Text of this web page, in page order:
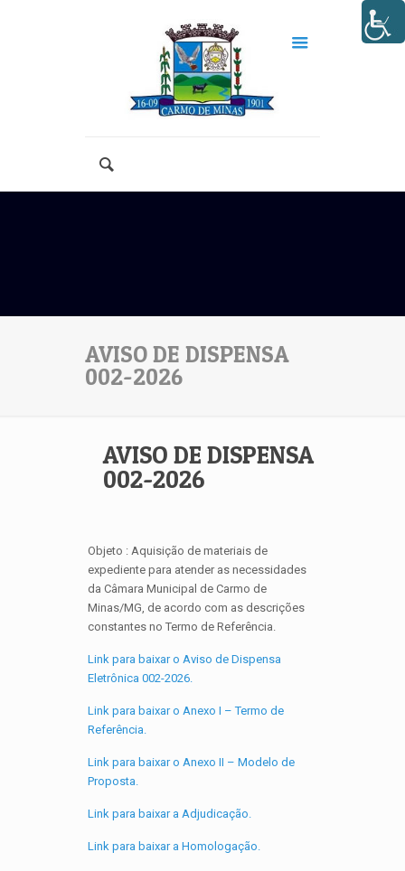
AVISO DE DISPENSA
002-2026
AVISO DE DISPENSA
002-2026
Objeto : Aquisição de materiais de
expediente para atender as necessidades
da Câmara Municipal de Carmo de
Minas/MG, de acordo com as descrições
constantes no Termo de Referência.
Link para baixar o Aviso de Dispensa
Eletrônica 002-2026.
Link para baixar o Anexo I – Termo de
Referência.
Link para baixar o Anexo II – Modelo de
Proposta.
Link para baixar a Adjudicação.
Link para baixar a Homologação.